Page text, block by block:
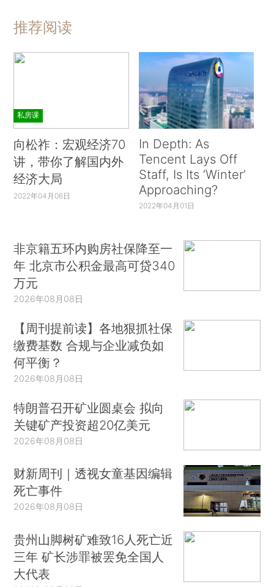
推荐阅读
私房课
向松祚：宏观经济70
讲，带你了解国内外
经济大局
2022年04月06日
In Depth: As
Tencent Lays Off
Staff, Is Its ‘Winter’
Approaching?
2022年04月01日
非京籍五环内购房社保降至一
年 北京市公积金最高可贷340
万元
2026年08月08日
【周刊提前读】各地狠抓社保
缴费基数 合规与企业减负如
何平衡？
2026年08月08日
特朗普召开矿业圆桌会 拟向
关键矿产投资超20亿美元
2026年08月08日
财新周刊｜透视女童基因编辑
死亡事件
2026年08月08日
贵州山脚树矿难致16人死亡近
三年 矿长涉罪被罢免全国人
大代表